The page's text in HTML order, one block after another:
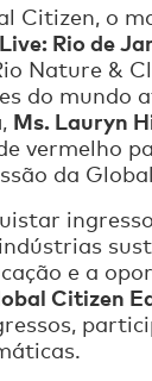
Citizen, o
Rio de
Nature &
do mundo
, Ms. Lauryn
vermelho
da
e a
Citizen